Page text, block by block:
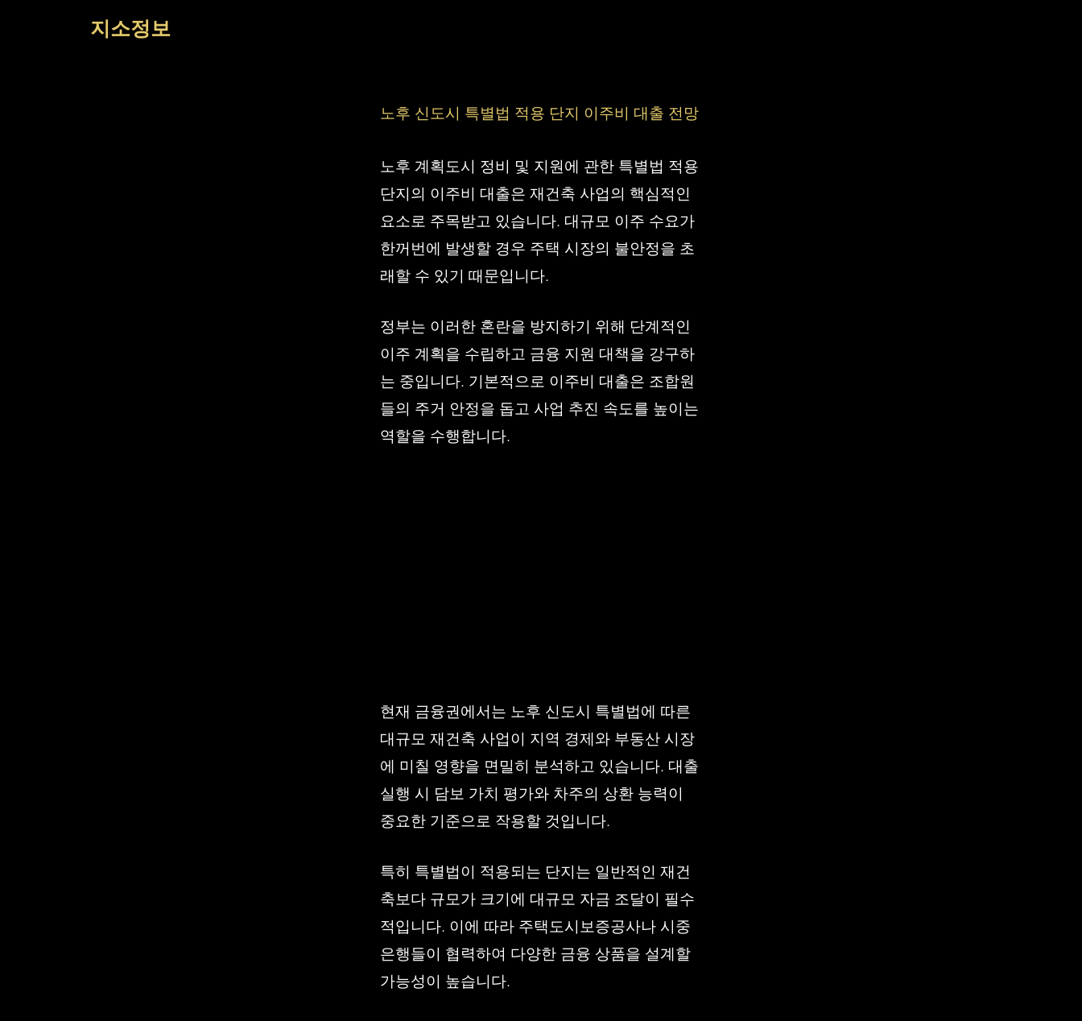
지소정보
노후 신도시 특별법 적용 단지 이주비 대출 전망
노후 계획도시 정비 및 지원에 관한 특별법 적용
단지의 이주비 대출은 재건축 사업의 핵심적인
요소로 주목받고 있습니다. 대규모 이주 수요가
한꺼번에 발생할 경우 주택 시장의 불안정을 초
래할 수 있기 때문입니다.
정부는 이러한 혼란을 방지하기 위해 단계적인
이주 계획을 수립하고 금융 지원 대책을 강구하
는 중입니다. 기본적으로 이주비 대출은 조합원
들의 주거 안정을 돕고 사업 추진 속도를 높이는
역할을 수행합니다.
현재 금융권에서는 노후 신도시 특별법에 따른
대규모 재건축 사업이 지역 경제와 부동산 시장
에 미칠 영향을 면밀히 분석하고 있습니다. 대출
실행 시 담보 가치 평가와 차주의 상환 능력이
중요한 기준으로 작용할 것입니다.
특히 특별법이 적용되는 단지는 일반적인 재건
축보다 규모가 크기에 대규모 자금 조달이 필수
적입니다. 이에 따라 주택도시보증공사나 시중
은행들이 협력하여 다양한 금융 상품을 설계할
가능성이 높습니다.